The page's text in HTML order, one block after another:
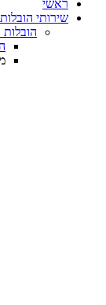
ראשי
שירותי הובלות